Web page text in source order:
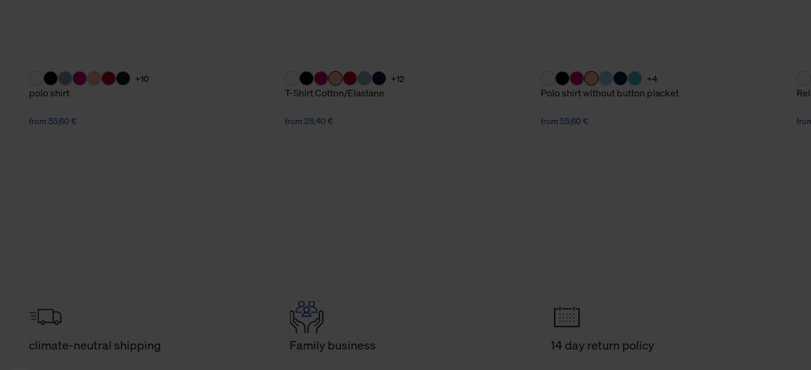
+10
polo shirt
from 55,60 €
+12
T-Shirt Cotton/Elastane
from 28,40 €
+4
Polo shirt without button placket
from 55,60 €
climate-neutral shipping Family business 14 day return policy